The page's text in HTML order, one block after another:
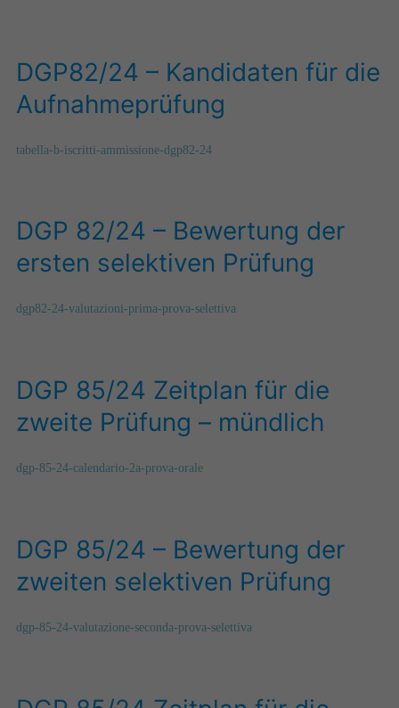
DGP82/24 – Kandidaten für die
Aufnahmeprüfung
tabella-b-iscritti-ammissione-dgp82-24
DGP 82/24 – Bewertung der
ersten selektiven Prüfung
dgp82-24-valutazioni-prima-prova-selettiva
DGP 85/24 Zeitplan für die
zweite Prüfung – mündlich
dgp-85-24-calendario-2a-prova-orale
DGP 85/24 – Bewertung der
zweiten selektiven Prüfung
dgp-85-24-valutazione-seconda-prova-selettiva